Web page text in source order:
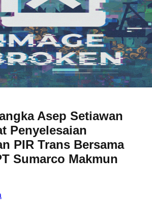
Asep Setiawan
Penyelesaian
PIR Trans Bersama
Sumarco Makmun